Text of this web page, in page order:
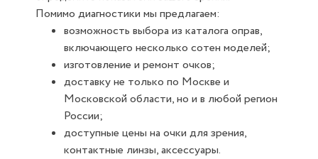
Помимо диагностики мы предлагаем:
возможность выбора из каталога оправ,
включающего несколько сотен моделей;
изготовление и ремонт очков;
доставку не только по Москве и
Московской области, но и в любой регион
России;
доступные цены на очки для зрения,
контактные линзы, аксессуары.